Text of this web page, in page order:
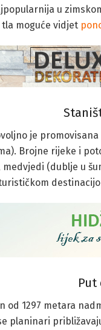
u
moguće vidjet
je
Brojne rijeke i
medvjedi (dublje u
Put
od 1297 metara
planinari